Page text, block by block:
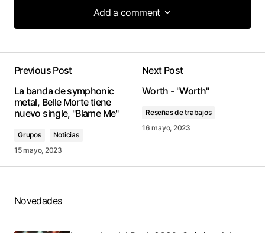
Add a comment
Add a comment
Previous Post
La banda de symphonic
metal, Belle Morte tiene
nuevo single, "Blame Me"
Grupos
Noticias
15 mayo, 2023
Next Post
Worth - "Worth"
Reseñas de trabajos
16 mayo, 2023
Novedades